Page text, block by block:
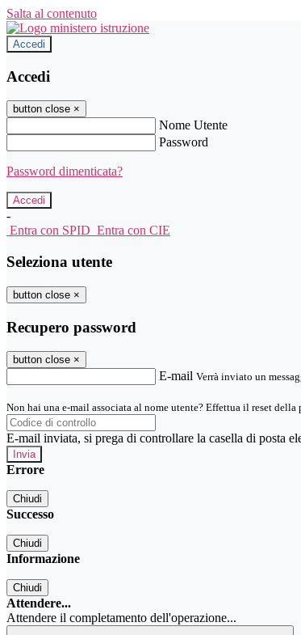
Salta al contenuto
Accedi
Accedi
button close ×
Nome Utente
Password
Password dimenticata?
-
Entra con SPID Entra con CIE
Seleziona utente
button close ×
Recupero password
button close ×
E-mail Verrà inviato un
Non hai una e-mail associata al nome utente? Effettua il reset della
E-mail inviata, si prega di controllare la casella di posta
Errore
Chiudi
Successo
Chiudi
Informazione
Chiudi
Attendere...
Attendere il completamento dell'operazione...